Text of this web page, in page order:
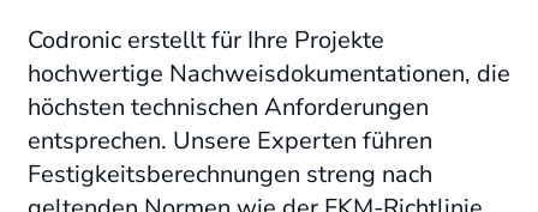
Codronic erstellt für Ihre Projekte
hochwertige Nachweisdokumentationen, die
höchsten technischen Anforderungen
entsprechen. Unsere Experten führen
Festigkeitsberechnungen streng nach